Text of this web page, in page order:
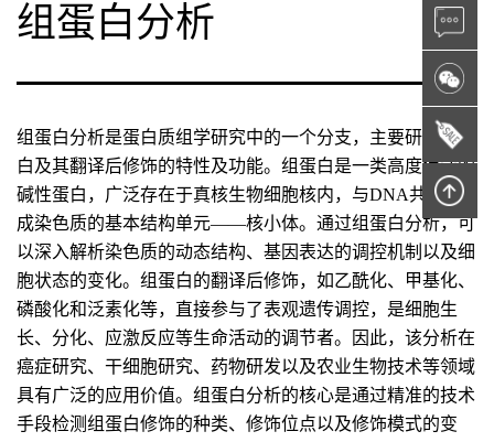
组蛋白分析
组蛋白分析是蛋白质组学研究中的一个分支，主要研究组蛋
白及其翻译后修饰的特性及功能。组蛋白是一类高度保守的
碱性蛋白，广泛存在于真核生物细胞核内，与DNA共同组
成染色质的基本结构单元——核小体。通过组蛋白分析，可
以深入解析染色质的动态结构、基因表达的调控机制以及细
胞状态的变化。组蛋白的翻译后修饰，如乙酰化、甲基化、
磷酸化和泛素化等，直接参与了表观遗传调控，是细胞生
长、分化、应激反应等生命活动的调节者。因此，该分析在
癌症研究、干细胞研究、药物研发以及农业生物技术等领域
具有广泛的应用价值。组蛋白分析的核心是通过精准的技术
手段检测组蛋白修饰的种类、修饰位点以及修饰模式的变